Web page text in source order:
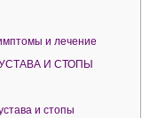
и лечение
И СТОПЫ
и стопы